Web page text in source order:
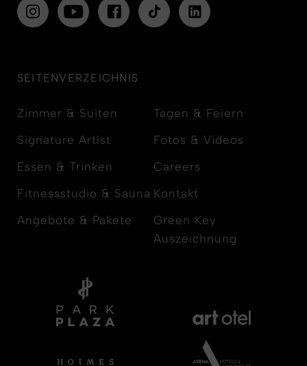
SEITENVERZEICHNIS
Zimmer & Suiten
Signature Artist
Essen & Trinken
Fitnessstudio & Sauna
Angebote & Pakete
Tagen & Feiern
Fotos & Videos
Careers
Kontakt
Green Key
Auszeichnung